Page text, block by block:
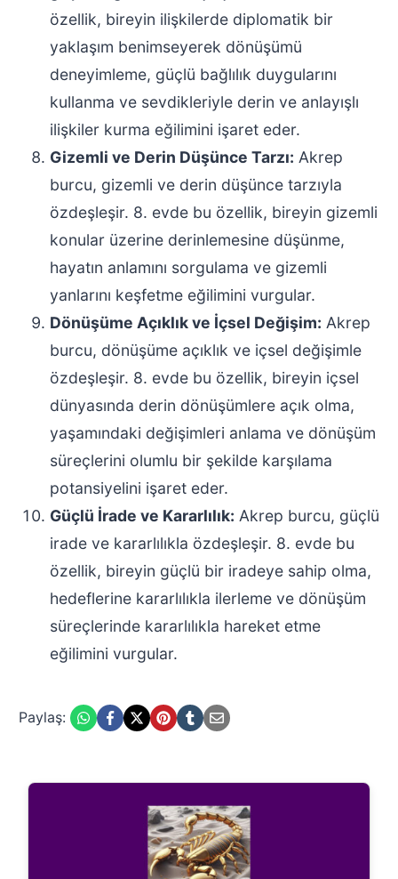
özellik, bireyin ilişkilerde diplomatik bir
yaklaşım benimseyerek dönüşümü
deneyimleme, güçlü bağlılık duygularını
kullanma ve sevdikleriyle derin ve anlayışlı
ilişkiler kurma eğilimini işaret eder.
Gizemli ve Derin Düşünce Tarzı: Akrep
burcu, gizemli ve derin düşünce tarzıyla
özdeşleşir. 8. evde bu özellik, bireyin gizemli
konular üzerine derinlemesine düşünme,
hayatın anlamını sorgulama ve gizemli
yanlarını keşfetme eğilimini vurgular.
Dönüşüme Açıklık ve İçsel Değişim: Akrep
burcu, dönüşüme açıklık ve içsel değişimle
özdeşleşir. 8. evde bu özellik, bireyin içsel
dünyasında derin dönüşümlere açık olma,
yaşamındaki değişimleri anlama ve dönüşüm
süreçlerini olumlu bir şekilde karşılama
potansiyelini işaret eder.
Güçlü İrade ve Kararlılık: Akrep burcu, güçlü
irade ve kararlılıkla özdeşleşir. 8. evde bu
özellik, bireyin güçlü bir iradeye sahip olma,
hedeflerine kararlılıkla ilerleme ve dönüşüm
süreçlerinde kararlılıkla hareket etme
eğilimini vurgular.
Paylaş: